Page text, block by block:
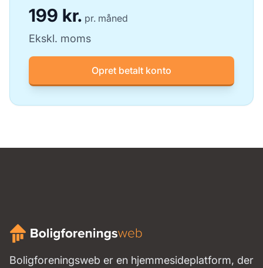
199 kr. pr. måned
Ekskl. moms
Opret betalt konto
Boligforeningsweb er en hjemmesideplatform, der